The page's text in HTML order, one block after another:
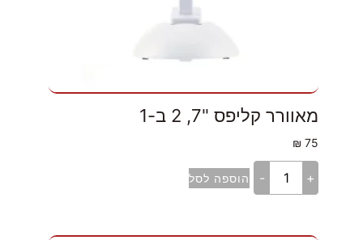
מאוורר קליפס "7, 2 ב-1
75
₪
+
- הוספה לסל